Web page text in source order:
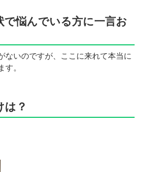
で悩んでいる方に一言お
ないのですが、ここに来れて本当に
す。
は？